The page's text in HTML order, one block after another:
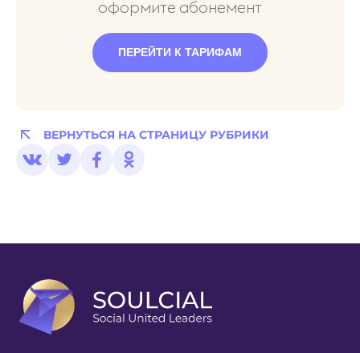
оформите абонемент
ПЕРЕЙТИ К ТАРИФАМ
ВЕРНУТЬСЯ НА СТРАНИЦУ РУБРИКИ